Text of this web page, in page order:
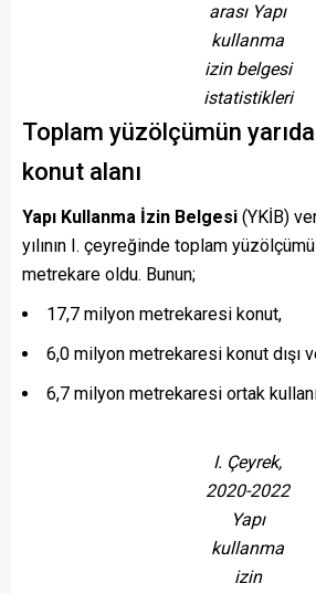
arası Yapı
kullanma
izin belgesi
istatistikleri
Toplam yüzölçümün
konut alanı
Yapı Kullanma İzin Belgesi (YKİB)
yılının I. çeyreğinde toplam
metrekare oldu. Bunun;
17,7 milyon metrekaresi konut,
6,0 milyon metrekaresi konut dışı
6,7 milyon metrekaresi ortak
I. Çeyrek,
2020-2022
Yapı
kullanma
izin